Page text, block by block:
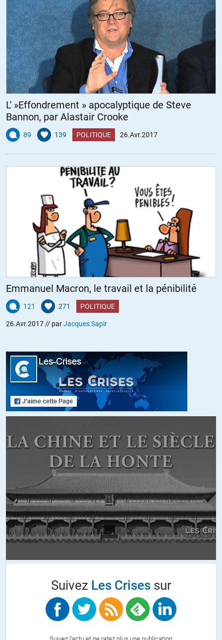
culture (qu’il étale comme de la confiture) énorme… ça à l’air
intéressant, mais c’est un tissus d’ineptie parce qu’il fait
constamment passer ses opinions alambiquées pour des vérités
: « Je vous donne des fait » assène -t-il après avoir déclarer que
le PS a bourré les urnes… des faits ? Prouvés ? Que le PS soit une
saloperie n’autorise pas le viol de la Raison. « Mélenchon, c’est
« on coupe les têtes » » !!! Ce type est inutile…
+1
champignon98//27.04.2017 à 09h07
+1 … Onfray :
1/ a son rond de serviette dans de nombreux media,
2/ s’exprime sur tout,
3/ ne représente personne.
Les caractéristiques qu’on retrouve chez tous les editocrates. Avec
les conséquences classiques de cette complexion sur le rapport à la
http://www.acrimed.org/Nuit-debout-le-crachat-de-Michel-Onfray-
pour?recherche=onfray
+38 ALERTER
Fidel C. 27.04.2017 à 14h37
craché qu’on ne le verrait plus dans les médias après le « tollé »
par les médias d’ailleurs.
Visiblement, il tient autant ses promesses que certains politiciens,
accro aux médias qu’il est. Rien d’étonnant compte tenu de son
égocentrisme, même si ses certaines de ses réflexions sont
intéressantes.
+15 ALERTER
ashwolf202//27.04.2017 à 10h13
Sans parler de son absence de coherence intellectuelle… Se dire
hédoniste et libertaire et prendre partie Pour le renseignement et les
politiques sécuritaire, c’est juste lier deux antagonistes…
+15 ALERTER
deux ans…juste parce que le bonhomme dit sa vérité,qui se trouve
être largement la mienne aussi. les bien pensants sont en plein
Racine…cachez ce sein que je saurais voir et pour qui sont ces
serpents(FN) qui sifflent sur vos têtes.N’est ce pas?Attendez dpnc
L' »Effondrement » apocalyptique de Steve
Bannon, par Alastair Crooke
89 139 POLITIQUE 26.Avr.2017
Emmanuel Macron, le travail et la pénibilité
121 271 POLITIQUE
26.Avr.2017 // parJacques Sapir
Suivez Les Crisessur